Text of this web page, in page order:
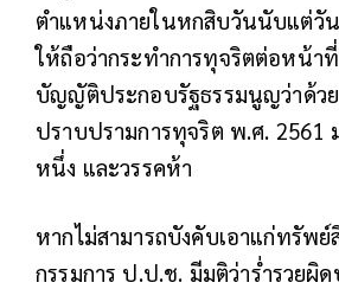
ตำแหน่งภายในหกสิบวันนับแต่วั
ให้ถือว่ากระทำการทุจริตต่อหน้า
บัญญัติประกอบรัฐธรรมนูญว่าด้ว
ปราบปรามการทุจริต พ.ศ. 2561
หนึ่ง และวรรคห้า
หากไม่สามารถบังคับเอาแก่ทรัพ
กรรมการ ป.ป.ช. มีมติว่าร่ำรวยผิ